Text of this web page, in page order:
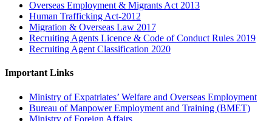
Overseas Employment & Migrants Act 2013
Human Trafficking Act-2012
Migration & Overseas Law 2017
Recruiting Agents Licence & Code of Conduct Rules 2019
Recruiting Agent Classification 2020
Important Links
Ministry of Expatriates’ Welfare and Overseas Employment
Bureau of Manpower Employment and Training (BMET)
Ministry of Foreign Affairs